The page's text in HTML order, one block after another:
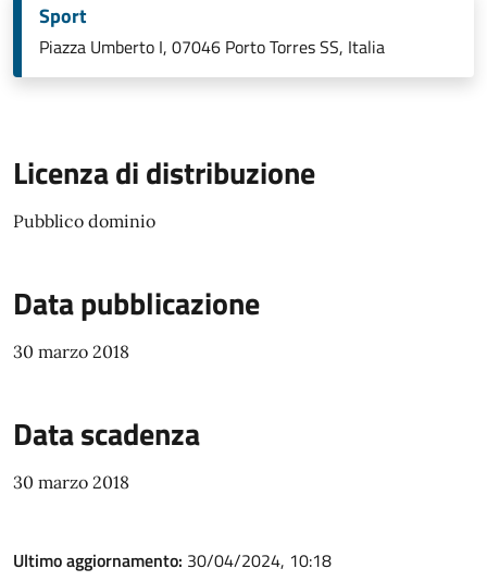
Sport
Piazza Umberto I, 07046 Porto Torres SS, Italia
Licenza di distribuzione
Pubblico dominio
Data pubblicazione
30 marzo 2018
Data scadenza
30 marzo 2018
Ultimo aggiornamento: 30/04/2024, 10:18